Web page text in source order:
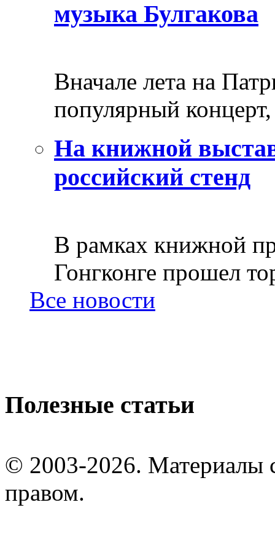
музыка Булгакова
Вначале лета на
популярный
На книжной
российский стенд
В рамках книжной
Гонгконге прошел
Все новости
Полезные статьи
© 2003-2026. Материалы
правом.